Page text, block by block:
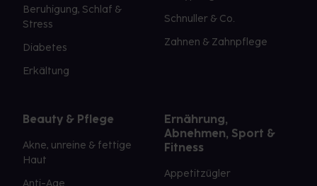
Beruhigung, Schlaf &
Stress
Diabetes
Erkältung
Schnuller & Co.
Zahnen & Zahnpflege
Beauty & Pflege
Akne, unreine & fettige
Haut
Ernährung,
Abnehmen, Sport &
Fitness
Appetitzügler